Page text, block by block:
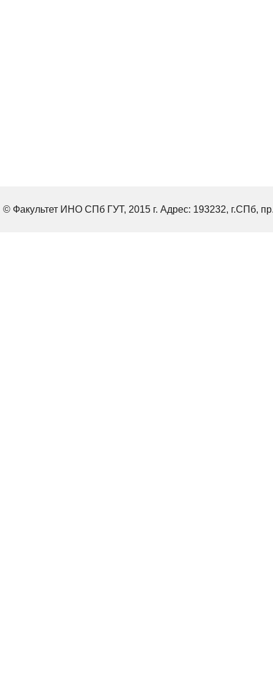
© Факультет ИНО СПб ГУТ, 2015 г. Адрес: 193232, г.СПб,